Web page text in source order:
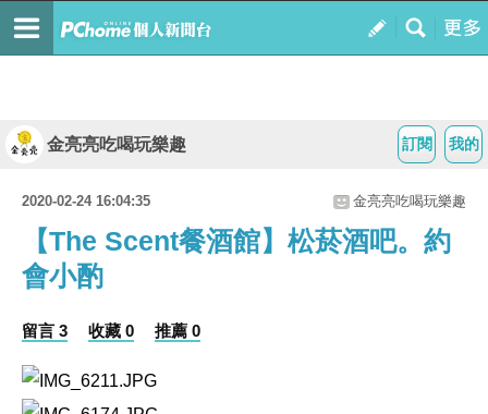
我的
訂閱
金亮亮吃喝玩樂趣
2020-02-24 16:04:35 金亮亮吃喝玩樂趣
【The Scent餐酒館】松菸酒吧。約
會小酌
留言 3 收藏 0 推薦 0